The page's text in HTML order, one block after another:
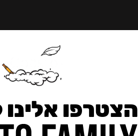
הצטרפו אלינו